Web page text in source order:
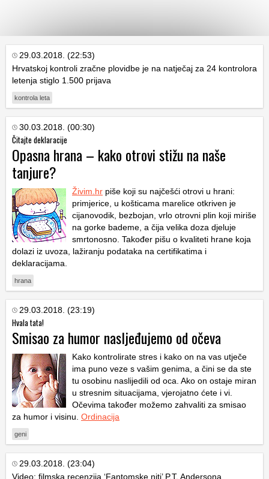
KATEGORIJE
WEB
29.03.2018. (22:53)
Hrvatskoj kontroli zračne plovidbe je na natječaj za 24 kontrolora
letenja stiglo 1.500 prijava
kontrola leta
30.03.2018. (00:30)
Čitajte deklaracije
Opasna hrana – kako otrovi stižu na naše
tanjure?
Živim.hr piše koji su najčešći otrovi u hrani:
primjerice, u košticama marelice otkriven je
cijanovodik, bezbojan, vrlo otrovni plin koji miriše
na gorke bademe, a čija velika doza djeluje
smrtonosno. Također pišu o kvaliteti hrane koja
dolazi iz uvoza, lažiranju podataka na certifikatima i
deklaracijama.
hrana
29.03.2018. (23:19)
Hvala tata!
Smisao za humor nasljeđujemo od očeva
Kako kontrolirate stres i kako on na vas utječe
ima puno veze s vašim genima, a čini se da ste
tu osobinu naslijedili od oca. Ako on ostaje miran
u stresnim situacijama, vjerojatno ćete i vi.
Očevima također možemo zahvaliti za smisao
za humor i visinu. Ordinacija
geni
29.03.2018. (23:04)
Video: filmska recenzija ‘Fantomske niti’ P.T. Andersona